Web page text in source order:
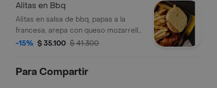
Alitas en Bbq
Alitas en salsa de bbq, papas a la
francesa, arepa con queso mozarrella
y ensalada de repollo.
-15% $ 35.100 $ 41.300
Para Compartir